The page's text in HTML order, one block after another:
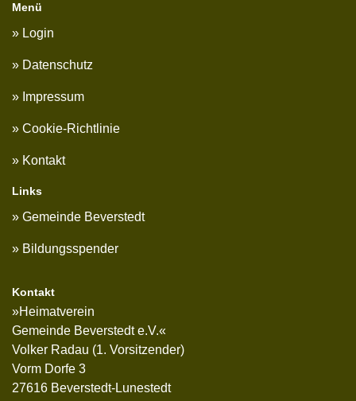
Menü
Login
Datenschutz
Impressum
Cookie-Richtlinie
Kontakt
Links
Gemeinde Beverstedt
Bildungsspender
Kontakt
»Heimatverein
Gemeinde Beverstedt e.V.«
Volker Radau (1. Vorsitzender)
Vorm Dorfe 3
27616 Beverstedt-Lunestedt